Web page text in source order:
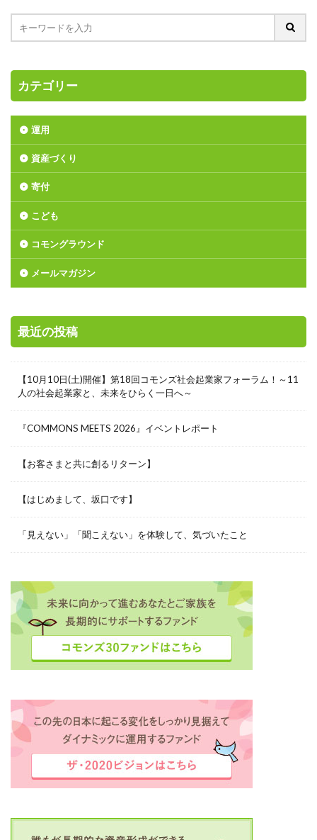
カテゴリー
運用
資産づくり
寄付
こども
コモングラウンド
メールマガジン
最近の投稿
【10月10日(土)開催】第18回コモンズ社会起業家フォーラム！～11
人の社会起業家と、未来をひらく一日へ～
『COMMONS MEETS 2026』イベントレポート
【お客さまと共に創るリターン】
【はじめまして、坂口です】
「見えない」「聞こえない」を体験して、気づいたこと